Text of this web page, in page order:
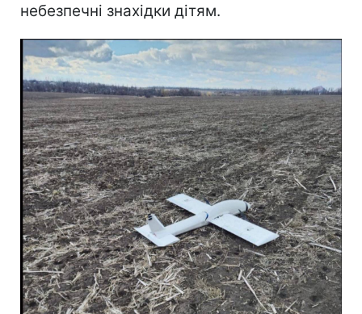
небезпечні знахідки дітям.